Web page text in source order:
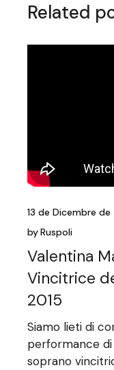
Related
13 de Dicembre de
byRuspoli
Valentina
Vincitrice
2015
Siamo lieti di
performance di
soprano